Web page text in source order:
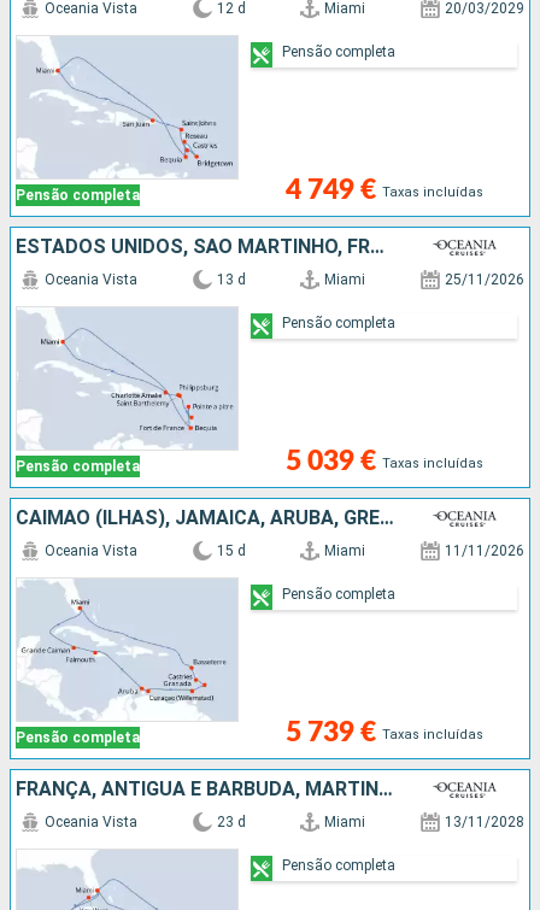
Pensão completa
Oceania Vista 12 d Miami 20/03/2029
4 749 € Taxas incluídas
Pensão completa
ESTADOS UNIDOS, SÃO MARTINHO, FRANÇA, MARTINICA, GUADALUPE, ANTÍGUA E BARBUDA, ST VINCENT E GRENADINES
Pensão completa
Oceania Vista 13 d Miami 25/11/2026
5 039 € Taxas incluídas
Pensão completa
CAIMÃO (ILHAS), JAMAICA, ARUBA, GRENADA, BARBADOS, SANTA LÚCIA, GUADALUPE, ESTADOS UNIDOS
Pensão completa
Oceania Vista 15 d Miami 11/11/2026
5 739 € Taxas incluídas
Pensão completa
FRANÇA, ANTÍGUA E BARBUDA, MARTINICA, DOMINICA, GUADALUPE, ST VINCENT E GRENADINES, CAIMÃO (ILHAS), GUATEMALA, BELIZE, CARAIBAS - MEXICO, ESTADOS UNIDOS
Oceania Vista 23 d Miami 13/11/2028
Pensão completa